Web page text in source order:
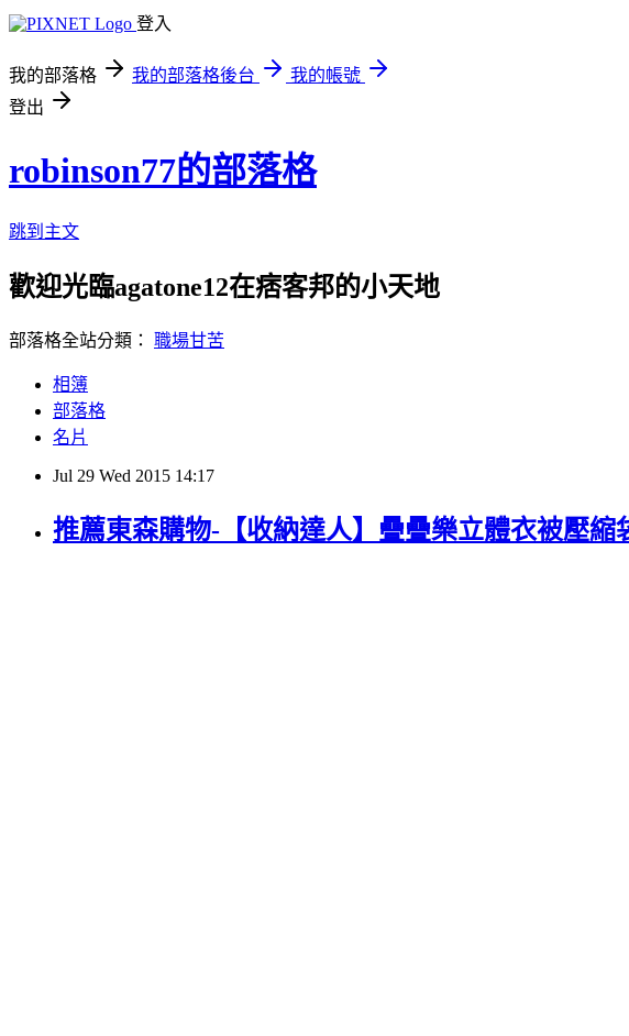
登入
我的部落格 我的部落格後台
我的帳號
登出
robinson77的部落格
跳到主文
歡迎光臨agatone12在痞客邦的小天地
部落格全站分類： 職場甘苦
相簿
部落格
名片
Jul 29 Wed 2015 14:17
推薦東森購物-【收納達人】疊疊樂立體衣被壓縮